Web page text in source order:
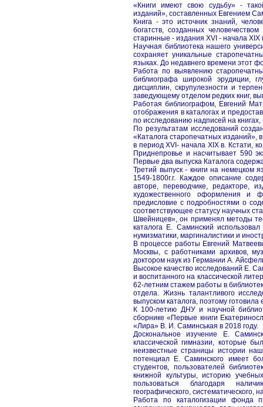
«Книги имеют свою судьбу» -
изданий», составленных Евгением
Книга - это источник знаний,
богатств, созданных
старинные - издания XVI - начала XIX
Научная библиотека нашего
сохраняет уникальные
языках. До недавнего времени этот
Работа по выявлению
библиографа широкой эрудиции,
дисциплин, скрупулезности и
заведующему отделом редких книг,
Работая библиографом, Евгений
отображения в каталогах и
по исследованию надписей на
По результатам исследований
«Каталога старопечатных изданий»,
в период XVI- начала XIX в. Кстати,
Приднепровье и насчитывает 590
Первые два выпуска Каталога
Третий выпуск - книги на немецком
1549-1800г.г. Каждое описание
авторе, переводчике, редакторе,
художественного оформления и
предисловие с подробностями о
соответствующее статусу научных
Швейницев», он применял методы
каталога Е. Саминский
нумизматики, маргиналистики и
В процессе работы Евгений
Москвы, с работниками архивов,
доктором наук из Германии А.
Высокое качество исследований Е.
и воспитанного на классической
62-летним стажем работы в
отдела. Жизнь талантливого
выпуском каталога, поэтому
К 100-летию ДНУ и научной
сборнике «Первые книги
«Лира» В. И. Саминськая в 2018 году.
Доскональное изучение Е.
классической гимназии, которые
неизвестные страницы истории
потенциал Е. Саминского имеет
студентов, пользователей
книжной культуры, историю
пользоваться благодаря
географического, систематического,
Работа по каталогизации фонда